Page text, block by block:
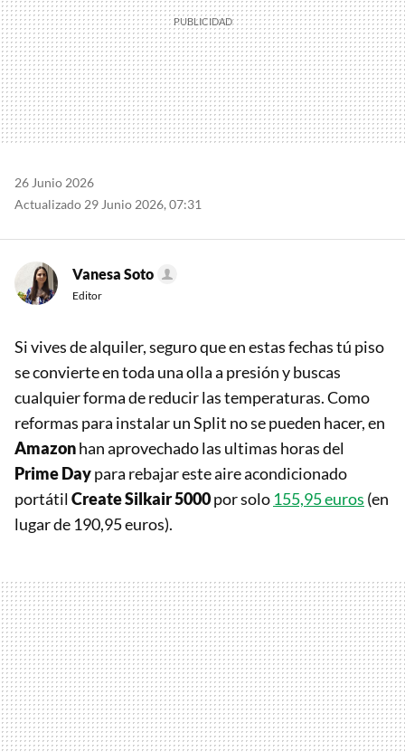
26 Junio 2026
Actualizado 29 Junio 2026, 07:31
Vanesa Soto
Editor
Si vives de alquiler, seguro que en estas fechas tú piso
se convierte en toda una olla a presión y buscas
cualquier forma de reducir las temperaturas. Como
reformas para instalar un Split no se pueden hacer, en
Amazonhan aprovechado las ultimas horas del
Prime Daypara rebajar este aire acondicionado
portátil Create Silkair 5000por solo 155,95 euros (en
lugar de 190,95 euros).